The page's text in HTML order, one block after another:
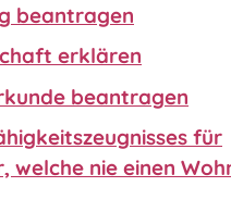
beantragen
erklären
beantragen
für
nie einen